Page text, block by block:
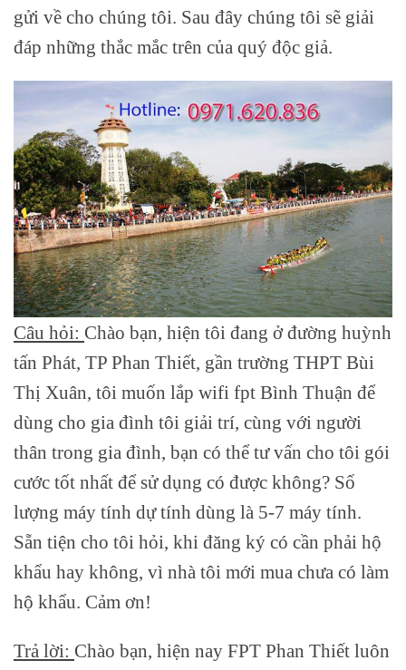
gửi về cho chúng tôi. Sau đây chúng tôi sẽ giải
đáp những thắc mắc trên của quý độc giả.
Câu hỏi: Chào bạn, hiện tôi đang ở đường huỳnh
tấn Phát, TP Phan Thiết, gần trường THPT Bùi
Thị Xuân, tôi muốn lắp wifi fpt Bình Thuận để
dùng cho gia đình tôi giải trí, cùng với người
thân trong gia đình, bạn có thể tư vấn cho tôi gói
cước tốt nhất để sử dụng có được không? Số
lượng máy tính dự tính dùng là 5-7 máy tính.
Sẵn tiện cho tôi hỏi, khi đăng ký có cần phải hộ
khẩu hay không, vì nhà tôi mới mua chưa có làm
hộ khẩu. Cảm ơn!
Trả lời: Chào bạn, hiện nay FPT Phan Thiết luôn